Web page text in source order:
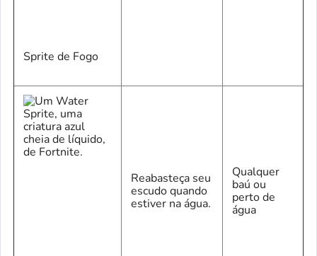
Sprite de Fogo
Reabasteça seu
escudo quando
estiver na água.
Qualquer
baú ou
perto de
água